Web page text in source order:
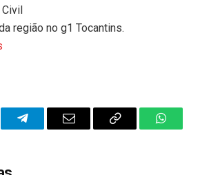
região no g1 Tocantins.
TelegramEmail
Copy